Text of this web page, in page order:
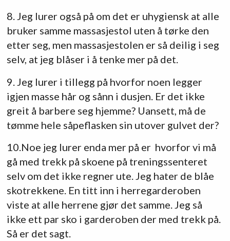
8. Jeg lurer også på om det er uhygiensk at alle
bruker samme massasjestol uten å tørke den
etter seg, men massasjestolen er så deilig i seg
selv, at jeg blåser i å tenke mer på det.
9. Jeg lurer i tillegg på hvorfor noen legger
igjen masse hår og sånn i dusjen. Er det ikke
greit å barbere seg hjemme? Uansett, må de
tømme hele såpeflasken sin utover gulvet der?
10.Noe jeg lurer enda mer på er hvorfor vi må
gå med trekk på skoene på treningssenteret
selv om det ikke regner ute. Jeg hater de blåe
skotrekkene. En titt inn i herregarderoben
viste at alle herrene gjør det samme. Jeg så
ikke ett par sko i garderoben der med trekk på.
Så er det sagt.